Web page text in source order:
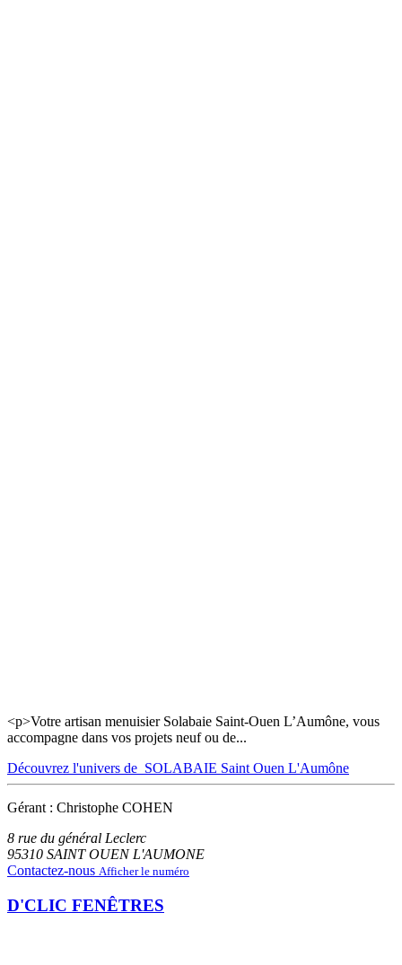
<p>Votre artisan menuisier Solabaie Saint-Ouen L’Aumône, vous
accompagne dans vos projets neuf ou de...
Découvrez l'univers de SOLABAIE Saint Ouen L'Aumône
Gérant : Christophe COHEN
8 rue du général Leclerc
95310 SAINT OUEN L'AUMONE
Contactez-nous Afficher le numéro
D'CLIC FENÊTRES